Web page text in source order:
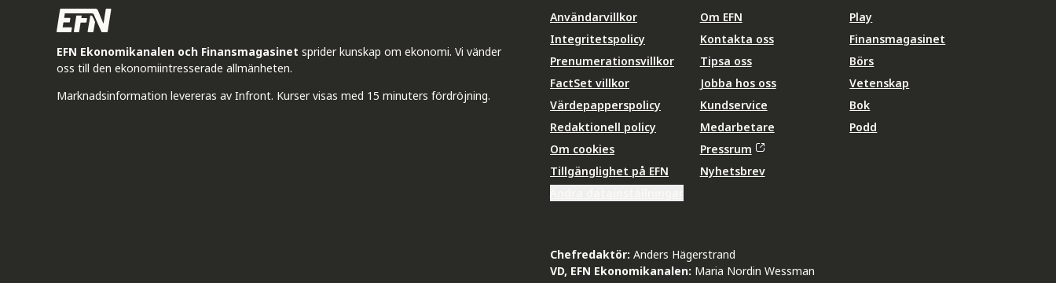
EFN Ekonomikanalen och Finansmagasinet sprider kunskap om ekonomi. Vi vänder
oss till den ekonomiintresserade allmänheten.
Marknadsinformation levereras av Infront. Kurser visas med 15 minuters fördröjning.
Användarvillkor
Integritetspolicy
Prenumerationsvillkor
FactSet villkor
Värdepapperspolicy
Redaktionell policy
Om cookies
Tillgänglighet på EFN
Om EFN
Kontakta oss
Tipsa oss
Jobba hos oss
Kundservice
Medarbetare
Pressrum
Nyhetsbrev
Play
Finansmagasinet
Börs
Vetenskap
Bok
Podd
Chefredaktör: Anders Hägerstrand
VD, EFN Ekonomikanalen: Maria Nordin Wessman